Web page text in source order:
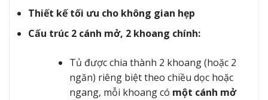
Thiết kế tối ưu cho không gian hẹp
Cấu trúc 2 cánh mở, 2 khoang chính:
Tủ được chia thành 2 khoang (hoặc 2
ngăn) riêng biệt theo chiều dọc hoặc
ngang, mỗi khoang có một cánh mở